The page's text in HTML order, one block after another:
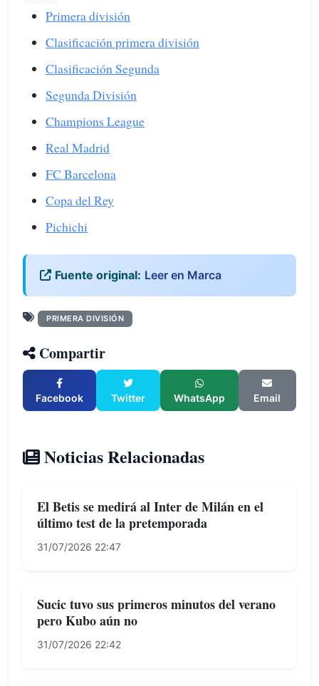
Primera división
Clasificación primera división
Clasificación Segunda
Segunda División
Champions League
Real Madrid
FC Barcelona
Copa del Rey
Pichichi
Fuente original: Leer en Marca
PRIMERA DIVISIÓN
Compartir
Facebook Twitter WhatsApp Email
Noticias Relacionadas
El Betis se medirá al Inter de Milán en el
último test de la pretemporada
31/07/2026 22:47
Sucic tuvo sus primeros minutos del verano
pero Kubo aún no
31/07/2026 22:42